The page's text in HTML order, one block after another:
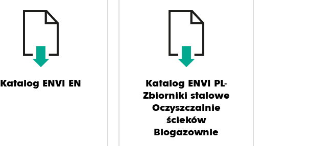
Katalog ENVI EN
Katalog ENVI PL-
Zbiorniki stalowe
Oczyszczalnie
ścieków
Biogazownie